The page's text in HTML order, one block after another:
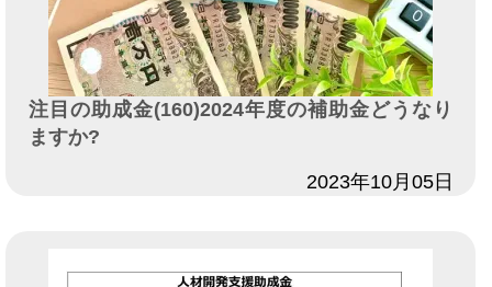
注目の助成金(160)2024年度の補助金どうなり
ますか?
2023年10月05日